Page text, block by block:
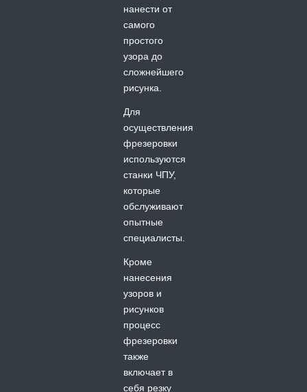
нанести от
самого
простого
узора до
сложнейшего
рисунка.
Для
осуществления
фрезеровки
используются
станки ЧПУ,
которые
обслуживают
опытные
специалисты.
Кроме
нанесения
узоров и
рисунков
процесс
фрезеровки
также
включает в
себя резку